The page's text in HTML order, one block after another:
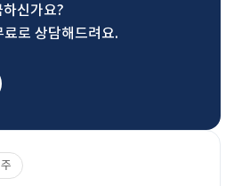
신가요?
로 상담해드려요.